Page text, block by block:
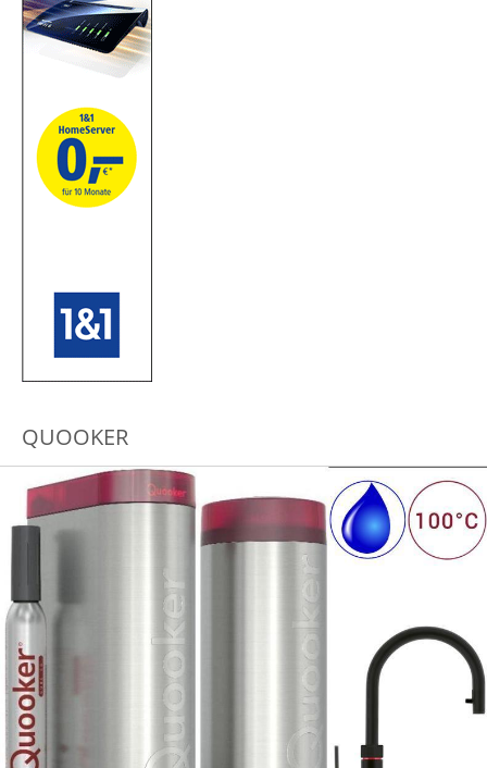
QUOOKER